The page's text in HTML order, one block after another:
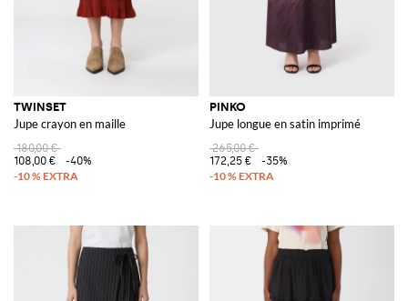
TWINSET
Jupe crayon en maille
180,00 €
108,00 €
-40%
PINKO
Jupe longue en satin imprimé
265,00 €
172,25 €
-35%